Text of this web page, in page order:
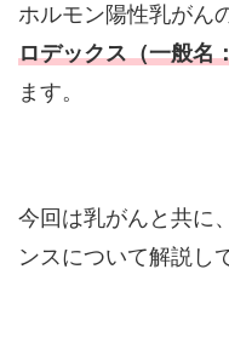
ホルモン陽性乳がん
ロデックス（一般名
ます。
今回は乳がんと共に
ンスについて解説し